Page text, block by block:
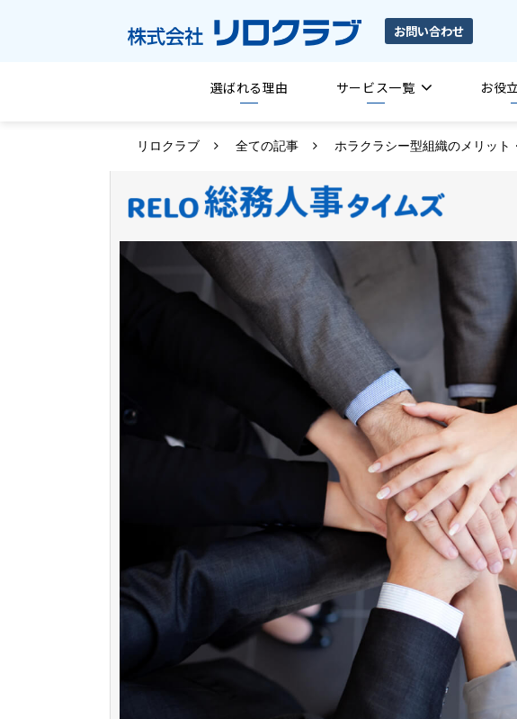
お問い合わせ
選ばれる理由 サービス一覧 お役
リロクラブ 全ての記事 ホラクラシー型組織のメリッ